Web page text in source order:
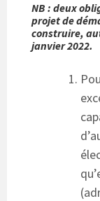
NB : deux
projet de
construire,
janvier 2022.